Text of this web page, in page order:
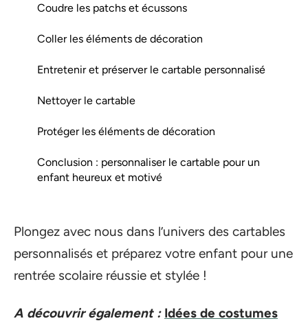
Coudre les patchs et écussons
Coller les éléments de décoration
Entretenir et préserver le cartable personnalisé
Nettoyer le cartable
Protéger les éléments de décoration
Conclusion : personnaliser le cartable pour un
enfant heureux et motivé
Plongez avec nous dans l’univers des cartables
personnalisés et préparez votre enfant pour une
rentrée scolaire réussie et stylée !
A découvrir également : Idées de costumes